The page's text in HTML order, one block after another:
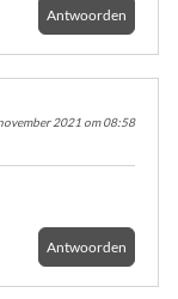
Antwoorden
2021 om 08:58
Antwoorden